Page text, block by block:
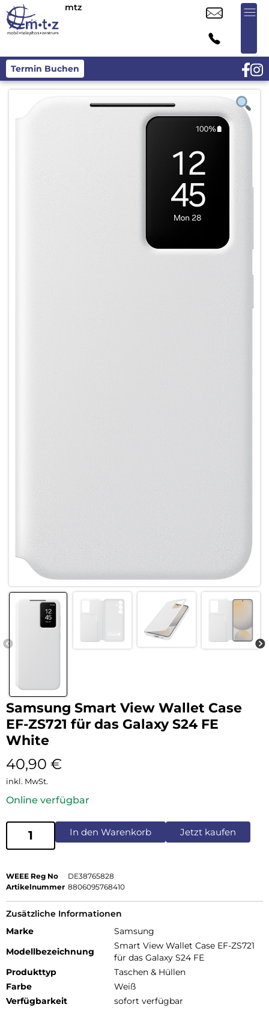
mtz
Termin Buchen
Samsung Smart View Wallet Case
EF-ZS721 für das Galaxy S24 FE
White
40,90 €
inkl. MwSt.
Online verfügbar
In den Warenkorb Jetzt kaufen
WEEE Reg No
DE38765828
Artikelnummer 8806095768410
Zusätzliche Informationen
Marke
Samsung
Modellbezeichnung
Smart View Wallet Case EF-ZS721
für das Galaxy S24 FE
Produkttyp
Taschen & Hüllen
Farbe
Weiß
Verfügbarkeit
sofort verfügbar